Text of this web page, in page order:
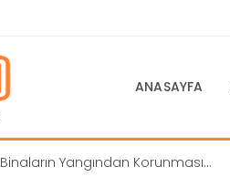
ANASAYFA
Binaların Yangından Korunması